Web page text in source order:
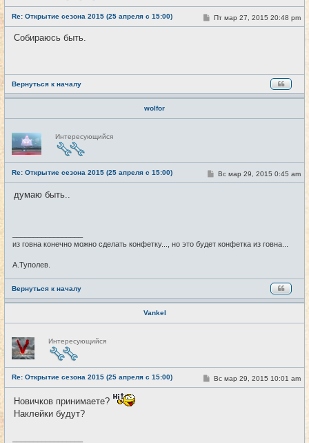
е
т
и
Re: Открытие сезона 2015 (25 апреля с 15:00) #18
С
о
и
Пт мар 27, 2015 20:48 pm
Собираюсь быть.
Вернуться к началу
wolfor
Н
е
в
с
е
т
и
Интересующийся
Re: Открытие сезона 2015 (25 апреля с 15:00) #19
С
о
Вс мар 29, 2015 0:45 am
думаю быть..
из говна конечно можно сделать конфетку..., но это будет конфетка из говна...
А.Туполев.
Вернуться к началу
Vankel
Н
е
в
с
е
т
и
Интересующийся
Re: Открытие сезона 2015 (25 апреля с 15:00) #20
С
о
Вс мар 29, 2015 10:01 am
Новичков принимаете?
Наклейки будут?